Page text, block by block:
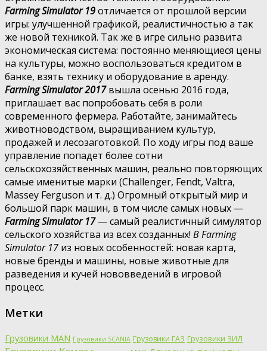
Farming Simulator 19отличается от прошлой версии
игры: улучшенной графикой, реалистичностью а так
же новой техникой. Так же в игре сильно развита
экономическая система: постоянно меняющиеся цены
на культуры, можно воспользоваться кредитом в
банке, взять технику и оборудование в аренду.
Farming Simulator 2017вышла осенью 2016 года,
приглашает вас попробовать себя в роли
современного фермера. Работайте, занимайтесь
животноводством, выращиванием культур,
продажей и лесозаготовкой. По ходу игры под ваше
управление попадет более сотни
сельскохозяйственных машин, реально повторяющих
самые именитые марки (Challenger, Fendt, Valtra,
Massey Ferguson и т. д.) Огромный открытый мир и
большой парк машин, в том числе самых новых —
Farming Simulator 17 — самый реалистичный симулятор
сельского хозяйства из всех созданных! В Farming
Simulator 17 из новых особенностей: новая карта,
новые бренды и машины, новые животные для
разведения и кучей нововведений в игровой
процесс.
Метки
Грузовики MAN Грузовики SCANIA Грузовики ГАЗ Грузовики ЗИЛ